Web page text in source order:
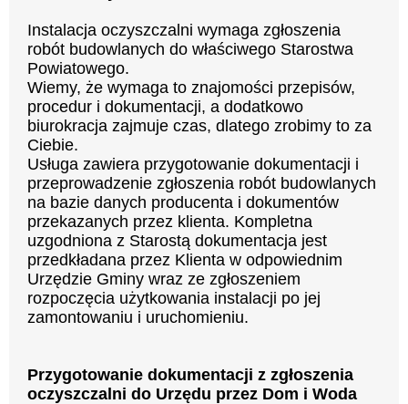
Instalacja oczyszczalni wymaga zgłoszenia
robót budowlanych do właściwego Starostwa
Powiatowego.
Wiemy, że wymaga to znajomości przepisów,
procedur i dokumentacji, a dodatkowo
biurokracja zajmuje czas, dlatego zrobimy to za
Ciebie.
Usługa zawiera przygotowanie dokumentacji i
przeprowadzenie zgłoszenia robót budowlanych
na bazie danych producenta i dokumentów
przekazanych przez klienta. Kompletna
uzgodniona z Starostą dokumentacja jest
przedkładana przez Klienta w odpowiednim
Urzędzie Gminy wraz ze zgłoszeniem
rozpoczęcia użytkowania instalacji po jej
zamontowaniu i uruchomieniu.
Przygotowanie dokumentacji z zgłoszenia
oczyszczalni do Urzędu przez Dom i Woda